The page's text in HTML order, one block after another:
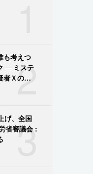
2
も考えつ
──ミステ
者Ｘの献
3
げ、全国
省審議会 :